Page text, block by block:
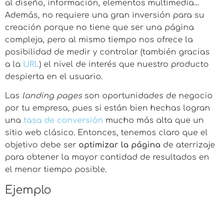
al diseño, información, elementos multimedia…
Además, no requiere una gran inversión para su
creación porque no tiene que ser una página
compleja, pero al mismo tiempo nos ofrece la
posibilidad de medir y controlar (también gracias
a la URL) el nivel de interés que nuestro producto
despierta en el usuario.
Las landing pagesson oportunidades de negocio
por tu empresa, pues si están bien hechas logran
una tasa de conversión mucho más alta que un
sitio web clásico. Entonces, tenemos claro que el
objetivo debe ser optimizar la página de aterrizaje
para obtener la mayor cantidad de resultados en
el menor tiempo posible.
Ejemplo